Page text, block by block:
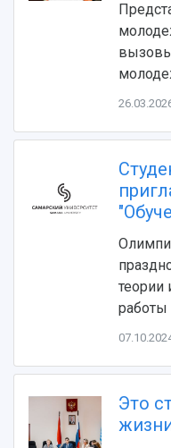
НАЗАД
Об университете
Ключевые факты
Наблюдательный
Попечительский
Ученый совет
Ректорат
Главные новости
Объявления
СМИ об
Пресс-центр
Газета "Полет"
Образование
Почему я
Абитуриенту
Бакалавриат и
Магистратура
Учебные планы
Дополнительное
Научно-
Основные
Научные школы и
Диссертационные
Подготовка
Научно-
Научные проекты
теории
работы
Это